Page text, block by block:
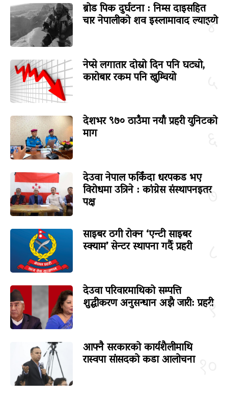
४
ब्रोड पिक दुर्घटना : निम्स दाइसहित
चार नेपालीको शव इस्लामावाद ल्याइयो
नेप्से लगातार दोस्रो दिन पनि घट्यो,
कारोबार रकम पनि खुम्चियो
देशभर ९७० ठाउँमा नयाँ प्रहरी युनिटको
माग
७
देउवा नेपाल फर्किंदा धरपकड भए
विरोधमा उत्रिने : कांग्रेस संस्थापनइतर
पक्ष
साइबर ठगी रोक्न ‘एन्टी साइबर
स्क्याम’ सेन्टर स्थापना गर्दै प्रहरी
९
देउवा परिवारमाथिको सम्पत्ति
शुद्धीकरण अनुसन्धान अझै जारी: प्रहरी
आफ्नै सरकारको कार्यशैलीमाथि
रास्वपा सांसदको कडा आलोचना